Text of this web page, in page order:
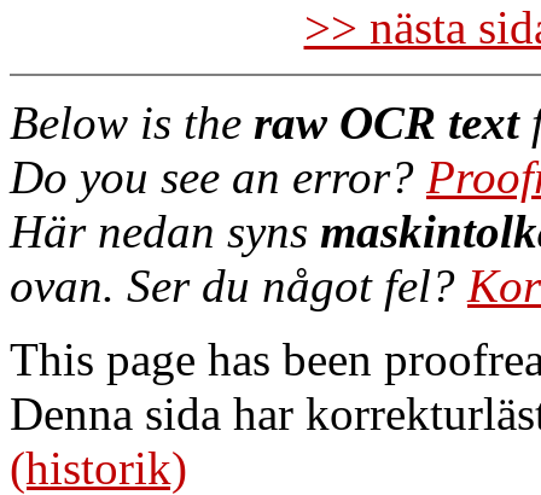
>> nästa
Below is the raw OCR text
Do you see an error?
Här nedan syns
ovan. Ser du något fel?
This page has been
Denna sida har
(historik)